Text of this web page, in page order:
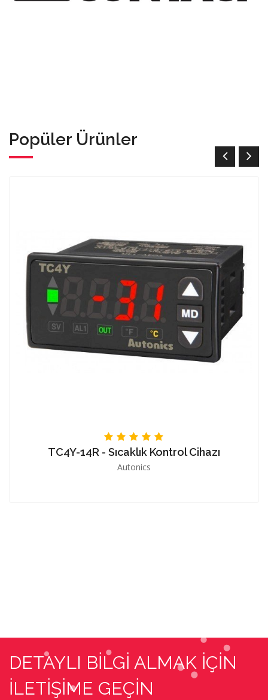
Popüler Ürünler
TC4Y-14R - Sıcaklık Kontrol Cihazı
Autonics
DETAYLI BİLGİ ALMAK İÇİN
İLETİŞİME GEÇİN